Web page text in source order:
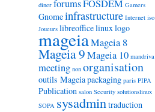
diner forumsFOSDEM Gamers
Gnomeinfrastructure Internet iso
Joueurs libreofficelinuxlogo
mageiaMageia 8
Mageia 9Mageia 10 mandriva
meeting non organisation
outils Mageiapackaging paris PIPA
Publication salon Security solutionslinux
SOPA sysadmintraduction